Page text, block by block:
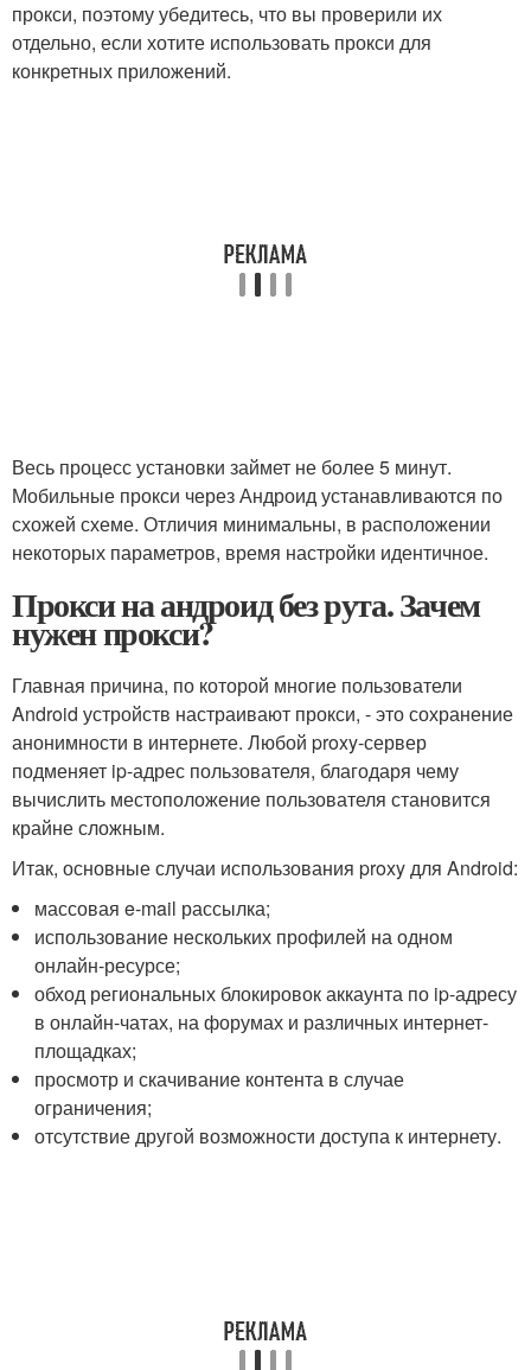
прокси, поэтому убедитесь, что вы проверили их
отдельно, если хотите использовать прокси для
конкретных приложений.
Весь процесс установки займет не более 5 минут.
Мобильные прокси через Андроид устанавливаются по
схожей схеме. Отличия минимальны, в расположении
некоторых параметров, время настройки идентичное.
Прокси на андроид без рута. Зачем
нужен прокси?
Главная причина, по которой многие пользователи
Android устройств настраивают прокси, - это сохранение
анонимности в интернете. Любой proxy-сервер
подменяет ip-адрес пользователя, благодаря чему
вычислить местоположение пользователя становится
крайне сложным.
Итак, основные случаи использования proxy для Android:
массовая e-mail рассылка;
использование нескольких профилей на одном
онлайн-ресурсе;
обход региональных блокировок аккаунта по ip-адресу
в онлайн-чатах, на форумах и различных интернет-
площадках;
просмотр и скачивание контента в случае
ограничения;
отсутствие другой возможности доступа к интернету.